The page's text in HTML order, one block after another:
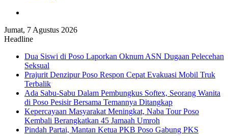
Jumat, 7 Agustus 2026
Headline
Dua Siswi di Poso Laporkan Oknum ASN Dugaan Pelecehan
Seksual
Prajurit Denzipur Poso Respon Cepat Evakuasi Mobil Truk
Terbalik
Ada Sabu-Sabu Dalam Pembungkus Softex, Seorang Wanita
di Poso Pesisir Bersama Temannya Ditangkap
Kepercayaan Masyarakat Meningkat, Naba Tour Poso
Kembali Berangkatkan 45 Jamaah Umroh
Pindah Partai, Mantan Ketua PKB Poso Gabung PKS